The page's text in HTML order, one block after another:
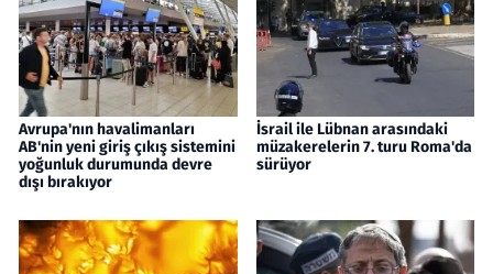
Avrupa'nın havalimanları
AB'nin yeni giriş çıkış sistemini
yoğunluk durumunda devre
dışı bırakıyor
İsrail ile Lübnan arasındaki
müzakerelerin 7. turu Roma'da
sürüyor